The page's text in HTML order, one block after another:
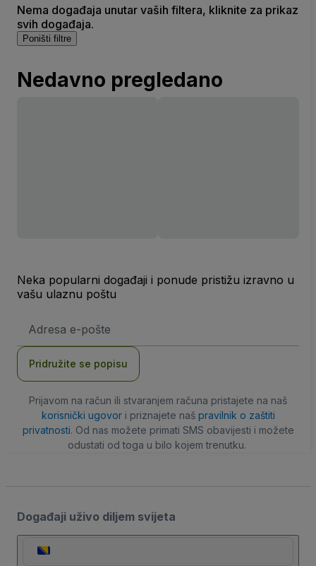
Nema događaja unutar vaših filtera, kliknite za prikaz
svih događaja.
Poništi filtre
Nedavno pregledano
Neka popularni događaji i ponude pristižu izravno u
vašu ulaznu poštu
mail
Pridružite se popisu
Prijavom na račun ili stvaranjem računa pristajete na naš
korisnički ugovori priznajete naš pravilnik o zaštiti
privatnosti. Od nas možete primati SMS obavijesti i možete
odustati od toga u bilo kojem trenutku.
Događaji uživo diljem svijeta